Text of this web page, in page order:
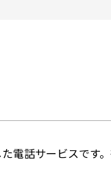
電話サービスです